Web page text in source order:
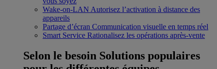
Wake-on-LAN Autorisez l’activation à distance des
appareils
Partage d’écran Communication visuelle en temps réel
Smart Service Rationalisez les opérations après-vente
Selon le besoin Solutions populaires